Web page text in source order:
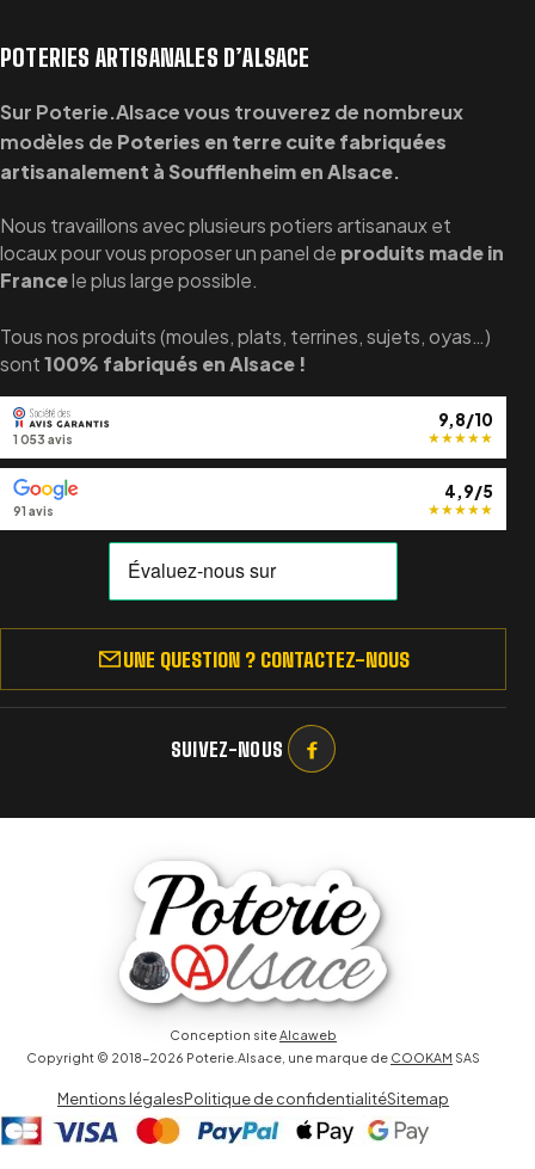
POTERIES ARTISANALES D’ALSACE
Sur Poterie.Alsace vous trouverez de nombreux
modèles de Poteries en terre cuite fabriquées
artisanalement à Soufflenheim en Alsace.
Nous travaillons avec plusieurs potiers artisanaux et
locaux pour vous proposer un panel de produits made in
Francele plus large possible.
Tous nos produits (moules, plats, terrines, sujets, oyas…)
sont100% fabriqués en Alsace !
9,8/10
★★★★★
1 053 avis
4,9/5
★★★★★
91 avis
UNE QUESTION ? CONTACTEZ-NOUS
SUIVEZ-NOUS
Conception siteAlcaweb
Copyright © 2018-2026 Poterie.Alsace, une marque de COOKAM SAS
Mentions légalesPolitique de confidentialitéSitemap